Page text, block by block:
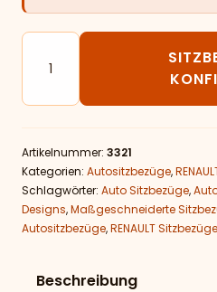
Autositzbezüge passend für
Artikelnummer: 3321
Kategorien: Autositzbezüge,
Schlagwörter: Auto Sitzbezüge,
Designs,Maßgeschneiderte
Autositzbezüge,RENAULT Sitzbezüge
Beschreibung